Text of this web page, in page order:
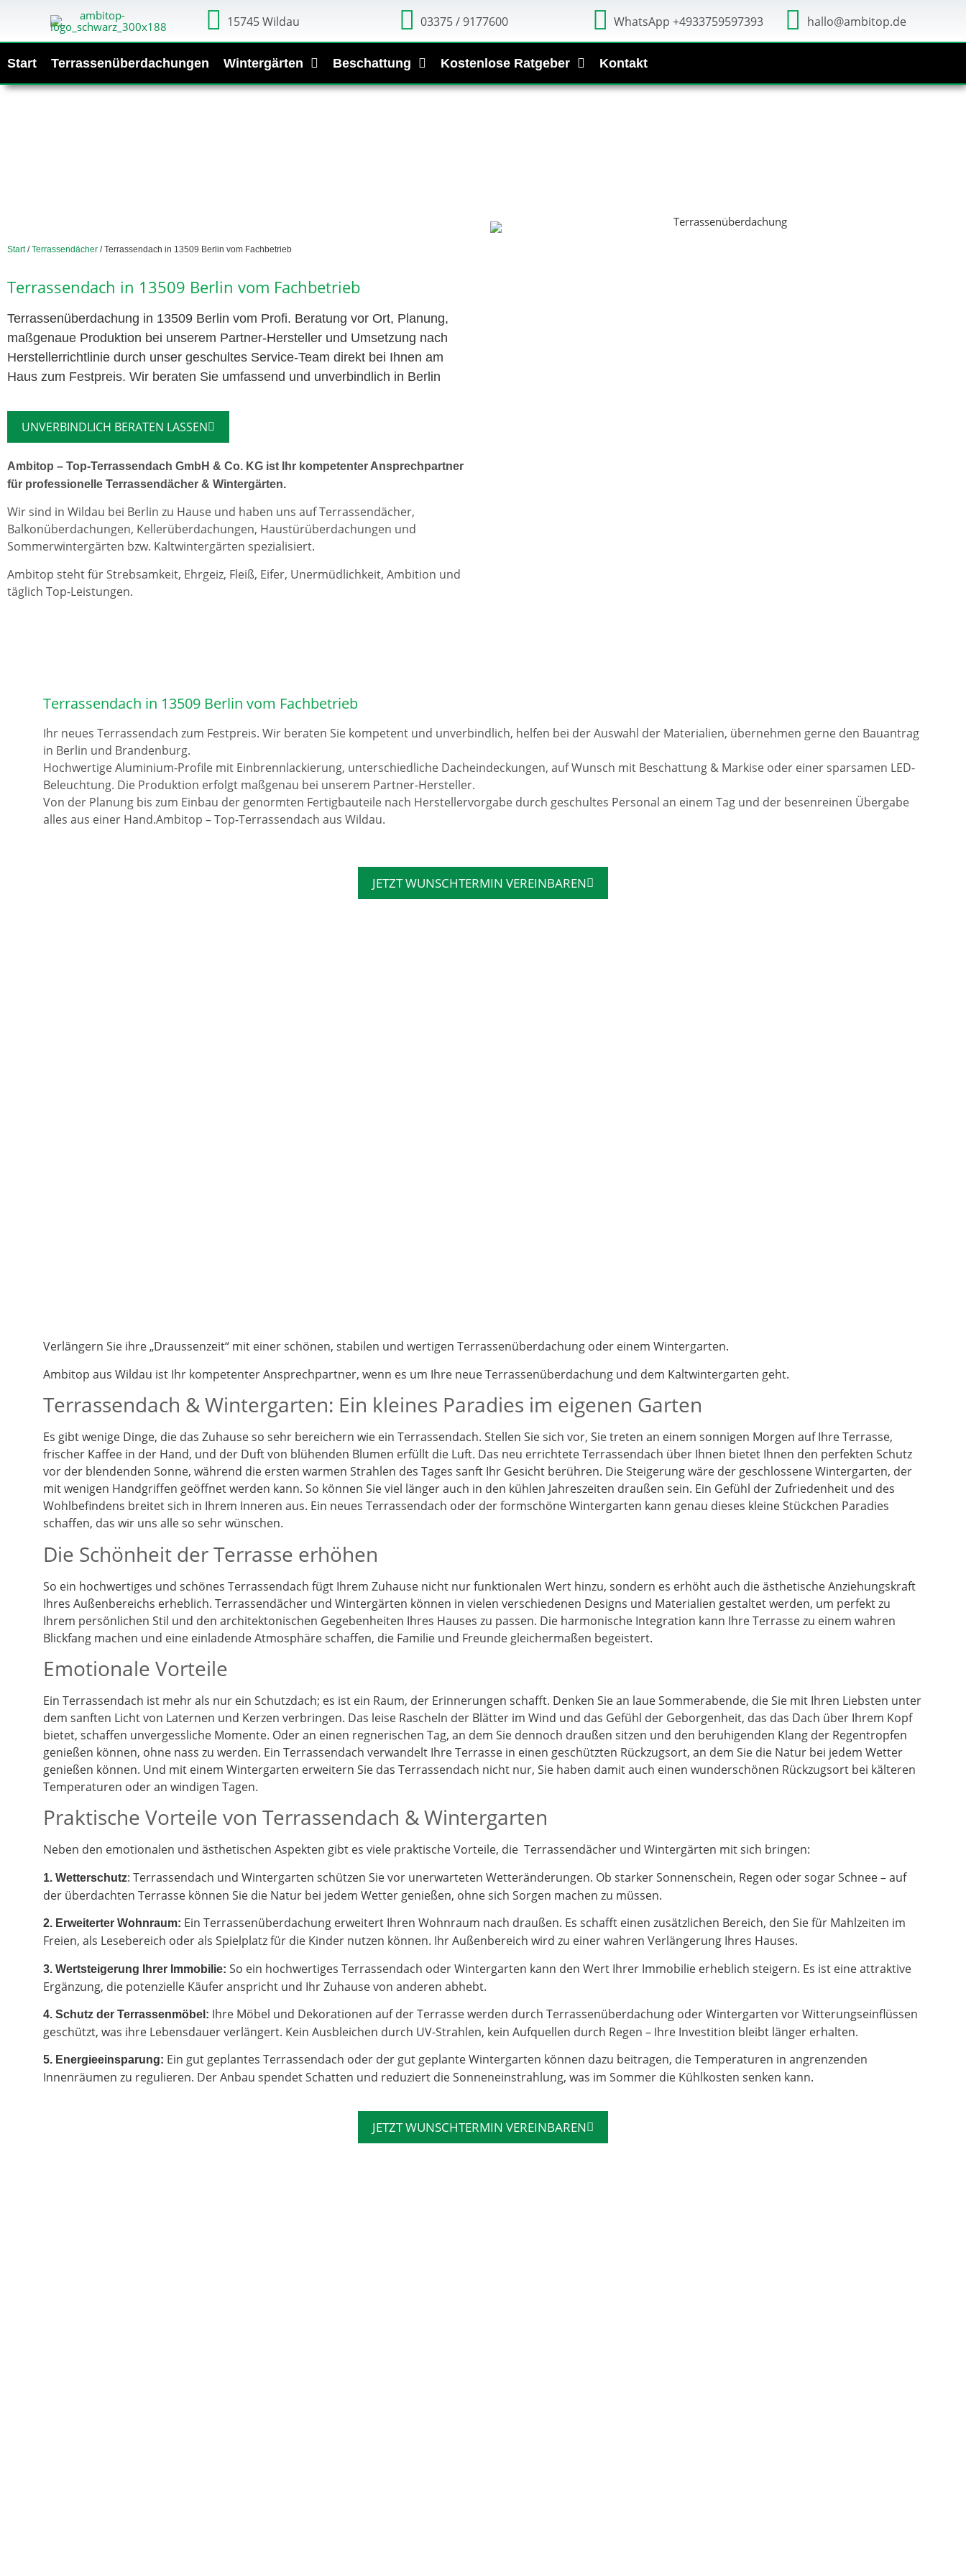
15745 Wildau 03375 / 9177600 WhatsApp +4933759597393 hallo@ambitop.de
Start Terrassenüberdachungen Wintergärten Beschattung Kostenlose Ratgeber Kontakt
Start/Terrassendächer / Terrassendach in 13509 Berlin vom Fachbetrieb
Terrassendach in 13509 Berlin vom Fachbetrieb
Terrassenüberdachung in 13509 Berlin vom Profi. Beratung vor Ort, Planung,
maßgenaue Produktion bei unserem Partner-Hersteller und Umsetzung nach
Herstellerrichtlinie durch unser geschultes Service-Team direkt bei Ihnen am
Haus zum Festpreis. Wir beraten Sie umfassend und unverbindlich in Berlin
UNVERBINDLICH BERATEN LASSEN
Ambitop – Top-Terrassendach GmbH & Co. KG ist Ihr kompetenter Ansprechpartner
für professionelle Terrassendächer & Wintergärten.
Wir sind in Wildau bei Berlin zu Hause und haben uns auf Terrassendächer,
Balkonüberdachungen, Kellerüberdachungen, Haustürüberdachungen und
Sommerwintergärten bzw. Kaltwintergärten spezialisiert.
Ambitop steht für Strebsamkeit, Ehrgeiz, Fleiß, Eifer, Unermüdlichkeit, Ambition und
täglich Top-Leistungen.
Terrassendach in 13509 Berlin vom Fachbetrieb
Ihr neues Terrassendach zum Festpreis. Wir beraten Sie kompetent und unverbindlich, helfen bei der Auswahl der Materialien, übernehmen gerne den Bauantrag
in Berlin und Brandenburg.
Hochwertige Aluminium-Profile mit Einbrennlackierung, unterschiedliche Dacheindeckungen, auf Wunsch mit Beschattung & Markise oder einer sparsamen LED-
Beleuchtung. Die Produktion erfolgt maßgenau bei unserem Partner-Hersteller.
Von der Planung bis zum Einbau der genormten Fertigbauteile nach Herstellervorgabe durch geschultes Personal an einem Tag und der besenreinen Übergabe
alles aus einer Hand.Ambitop – Top-Terrassendach aus Wildau.
JETZT WUNSCHTERMIN VEREINBAREN
Verlängern Sie ihre „Draussenzeit“ mit einer schönen, stabilen und wertigen Terrassenüberdachung oder einem Wintergarten.
Ambitop aus Wildau ist Ihr kompetenter Ansprechpartner, wenn es um Ihre neue Terrassenüberdachung und dem Kaltwintergarten geht.
Terrassendach & Wintergarten: Ein kleines Paradies im eigenen Garten
Es gibt wenige Dinge, die das Zuhause so sehr bereichern wie ein Terrassendach. Stellen Sie sich vor, Sie treten an einem sonnigen Morgen auf Ihre Terrasse,
frischer Kaffee in der Hand, und der Duft von blühenden Blumen erfüllt die Luft. Das neu errichtete Terrassendach über Ihnen bietet Ihnen den perfekten Schutz
vor der blendenden Sonne, während die ersten warmen Strahlen des Tages sanft Ihr Gesicht berühren. Die Steigerung wäre der geschlossene Wintergarten, der
mit wenigen Handgriffen geöffnet werden kann. So können Sie viel länger auch in den kühlen Jahreszeiten draußen sein. Ein Gefühl der Zufriedenheit und des
Wohlbefindens breitet sich in Ihrem Inneren aus. Ein neues Terrassendach oder der formschöne Wintergarten kann genau dieses kleine Stückchen Paradies
schaffen, das wir uns alle so sehr wünschen.
Die Schönheit der Terrasse erhöhen
So ein hochwertiges und schönes Terrassendach fügt Ihrem Zuhause nicht nur funktionalen Wert hinzu, sondern es erhöht auch die ästhetische Anziehungskraft
Ihres Außenbereichs erheblich. Terrassendächer und Wintergärten können in vielen verschiedenen Designs und Materialien gestaltet werden, um perfekt zu
Ihrem persönlichen Stil und den architektonischen Gegebenheiten Ihres Hauses zu passen. Die harmonische Integration kann Ihre Terrasse zu einem wahren
Blickfang machen und eine einladende Atmosphäre schaffen, die Familie und Freunde gleichermaßen begeistert.
Emotionale Vorteile
Ein Terrassendach ist mehr als nur ein Schutzdach; es ist ein Raum, der Erinnerungen schafft. Denken Sie an laue Sommerabende, die Sie mit Ihren Liebsten unter
dem sanften Licht von Laternen und Kerzen verbringen. Das leise Rascheln der Blätter im Wind und das Gefühl der Geborgenheit, das das Dach über Ihrem Kopf
bietet, schaffen unvergessliche Momente. Oder an einen regnerischen Tag, an dem Sie dennoch draußen sitzen und den beruhigenden Klang der Regentropfen
genießen können, ohne nass zu werden. Ein Terrassendach verwandelt Ihre Terrasse in einen geschützten Rückzugsort, an dem Sie die Natur bei jedem Wetter
genießen können. Und mit einem Wintergarten erweitern Sie das Terrassendach nicht nur, Sie haben damit auch einen wunderschönen Rückzugsort bei kälteren
Temperaturen oder an windigen Tagen.
Praktische Vorteile von Terrassendach & Wintergarten
Neben den emotionalen und ästhetischen Aspekten gibt es viele praktische Vorteile, die Terrassendächer und Wintergärten mit sich bringen:
1. Wetterschutz: Terrassendach und Wintergarten schützen Sie vor unerwarteten Wetteränderungen. Ob starker Sonnenschein, Regen oder sogar Schnee – auf
der überdachten Terrasse können Sie die Natur bei jedem Wetter genießen, ohne sich Sorgen machen zu müssen.
2. Erweiterter Wohnraum: Ein Terrassenüberdachung erweitert Ihren Wohnraum nach draußen. Es schafft einen zusätzlichen Bereich, den Sie für Mahlzeiten im
Freien, als Lesebereich oder als Spielplatz für die Kinder nutzen können. Ihr Außenbereich wird zu einer wahren Verlängerung Ihres Hauses.
3. Wertsteigerung Ihrer Immobilie: So ein hochwertiges Terrassendach oder Wintergarten kann den Wert Ihrer Immobilie erheblich steigern. Es ist eine attraktive
Ergänzung, die potenzielle Käufer anspricht und Ihr Zuhause von anderen abhebt.
4. Schutz der Terrassenmöbel: Ihre Möbel und Dekorationen auf der Terrasse werden durch Terrassenüberdachung oder Wintergarten vor Witterungseinflüssen
geschützt, was ihre Lebensdauer verlängert. Kein Ausbleichen durch UV-Strahlen, kein Aufquellen durch Regen – Ihre Investition bleibt länger erhalten.
5. Energieeinsparung: Ein gut geplantes Terrassendach oder der gut geplante Wintergarten können dazu beitragen, die Temperaturen in angrenzenden
Innenräumen zu regulieren. Der Anbau spendet Schatten und reduziert die Sonneneinstrahlung, was im Sommer die Kühlkosten senken kann.
JETZT WUNSCHTERMIN VEREINBAREN